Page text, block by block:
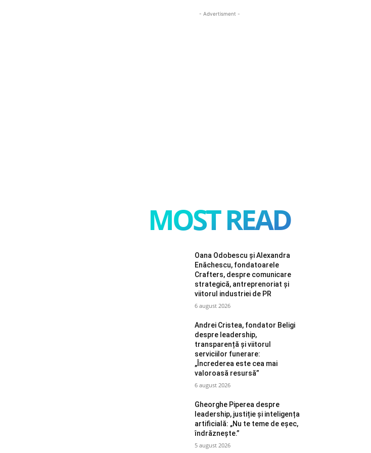
- Advertisment -
MOST READ
Oana Odobescu și Alexandra
Enăchescu, fondatoarele
Crafters, despre comunicare
strategică, antreprenoriat și
viitorul industriei de PR
6 august 2026
Andrei Cristea, fondator Beligi
despre leadership,
transparență și viitorul
serviciilor funerare:
„Încrederea este cea mai
valoroasă resursă”
6 august 2026
Gheorghe Piperea despre
leadership, justiție și inteligența
artificială: „Nu te teme de eșec,
îndrăznește.”
5 august 2026